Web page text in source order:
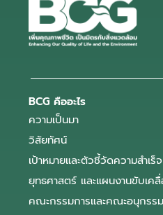
BCG คืออะไร
ความเป็นมา
วิสัยทัศน์
เป้าหมายและตัวชี้วัดความสำเร็จ
ยุทธศาสตร์ และแผนงานขับเค
คณะกรรมการและคณะอนุกรร